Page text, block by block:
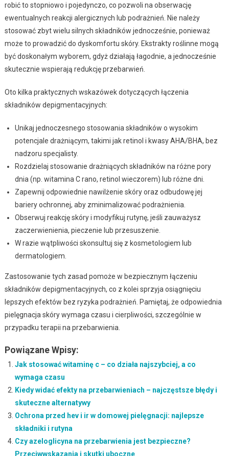
robić to stopniowo i pojedynczo, co pozwoli na obserwację
ewentualnych reakcji alergicznych lub podrażnień. Nie należy
stosować zbyt wielu silnych składników jednocześnie, ponieważ
może to prowadzić do dyskomfortu skóry. Ekstrakty roślinne mogą
być doskonałym wyborem, gdyż działają łagodnie, a jednocześnie
skutecznie wspierają redukcję przebarwień.
Oto kilka praktycznych wskazówek dotyczących łączenia
składników depigmentacyjnych:
Unikaj jednoczesnego stosowania składników o wysokim
potencjale drażniącym, takimi jak retinol i kwasy AHA/BHA, bez
nadzoru specjalisty.
Rozdzielaj stosowanie drażniących składników na różne pory
dnia (np. witamina C rano, retinol wieczorem) lub różne dni.
Zapewnij odpowiednie nawilżenie skóry oraz odbudowę jej
bariery ochronnej, aby zminimalizować podrażnienia.
Obserwuj reakcję skóry i modyfikuj rutynę, jeśli zauważysz
zaczerwienienia, pieczenie lub przesuszenie.
W razie wątpliwości skonsultuj się z kosmetologiem lub
dermatologiem.
Zastosowanie tych zasad pomoże w bezpiecznym łączeniu
składników depigmentacyjnych, co z kolei sprzyja osiągnięciu
lepszych efektów bez ryzyka podrażnień. Pamiętaj, że odpowiednia
pielęgnacja skóry wymaga czasu i cierpliwości, szczególnie w
przypadku terapii na przebarwienia.
Powiązane Wpisy:
Jak stosować witaminę c – co działa najszybciej, a co
wymaga czasu
Kiedy widać efekty na przebarwieniach – najczęstsze błędy i
skuteczne alternatywy
Ochrona przed hev i ir w domowej pielęgnacji: najlepsze
składniki i rutyna
Czy azeloglicyna na przebarwienia jest bezpieczne?
Przeciwwskazania i skutki uboczne